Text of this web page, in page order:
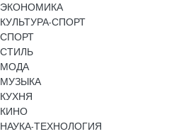
ЭКОНОМИКА
КУЛЬТУРА-СПОРТ
СПОРТ
СТИЛЬ
МОДА
МУЗЫКА
КУХНЯ
КИНО
НАУКА-ТЕХНОЛОГИЯ